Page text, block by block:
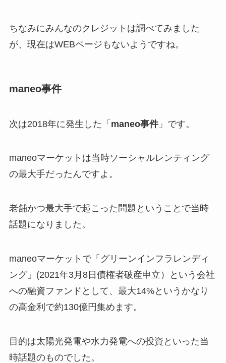
ちなみにみんなのクレジットは調べてみました
が、現在はWEBページもないようですね。
maneo事件
次は2018年に発生した「 maneo事件」です。
maneoマーケットは当時ソーシャルレンティング
の最大手だったんですよ。
老舗かつ最大手で起こった問題ということで当時
話題になりました。
maneoマーケットで「グリーンインフラレンディ
ング」(2021年3月8日債権者破産申立）という会社
への融資ファンドとして、最大14%というかなり
の高金利で約130億円集めます。
目的は太陽光発電や水力発電への投資といった当
時話題のものでした。